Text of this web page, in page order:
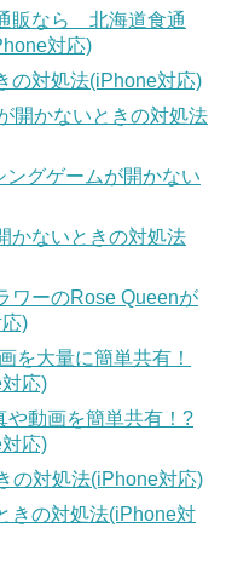
販なら 北海道食通
対応)
の対処法(iPhone対応)
開かないときの対処法
ングゲームが開かない
かないときの対処法
ワーのRose Queenが
)
を大量に簡単共有！
応)
や動画を簡単共有！?
応)
の対処法(iPhone対応)
きの対処法(iPhone対